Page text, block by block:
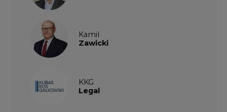
Kamil
Zawicki
KKG
Legal